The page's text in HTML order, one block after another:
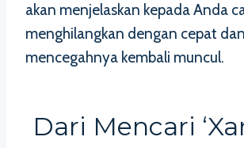
akan menjelaskan kepada Anda
menghilangkan dengan cepat dan
mencegahnya kembali muncul.
Dari Mencari